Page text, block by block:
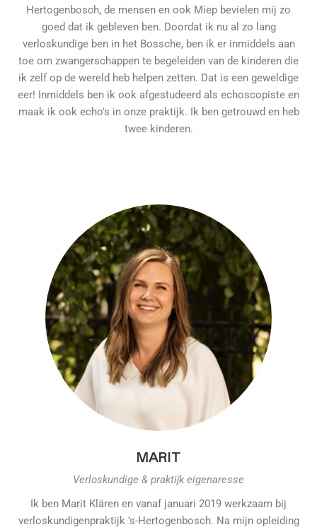
Hertogenbosch, de mensen en ook Miep bevielen mij zo
goed dat ik gebleven ben. Doordat ik nu al zo lang
verloskundige ben in het Bossche, ben ik er inmiddels aan
toe om zwangerschappen te begeleiden van de kinderen die
ik zelf op de wereld heb helpen zetten. Dat is een geweldige
eer! Inmiddels ben ik ook afgestudeerd als echoscopiste en
maak ik ook echo's in onze praktijk. Ik ben getrouwd en heb
twee kinderen.
MARIT
Verloskundige & praktijk eigenaresse
Ik ben Marit Klären en vanaf januari 2019 werkzaam bij
verloskundigenpraktijk ’s-Hertogenbosch. Na mijn opleiding